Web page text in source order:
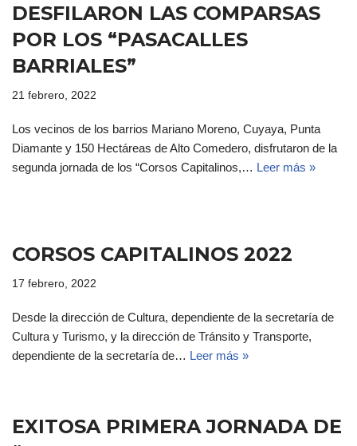
DESFILARON LAS COMPARSAS
POR LOS “PASACALLES
BARRIALES”
21 febrero, 2022
Los vecinos de los barrios Mariano Moreno, Cuyaya, Punta
Diamante y 150 Hectáreas de Alto Comedero, disfrutaron de la
segunda jornada de los “Corsos Capitalinos,… Leer más »
CORSOS CAPITALINOS 2022
17 febrero, 2022
Desde la dirección de Cultura, dependiente de la secretaría de
Cultura y Turismo, y la dirección de Tránsito y Transporte,
dependiente de la secretaría de… Leer más »
EXITOSA PRIMERA JORNADA DE